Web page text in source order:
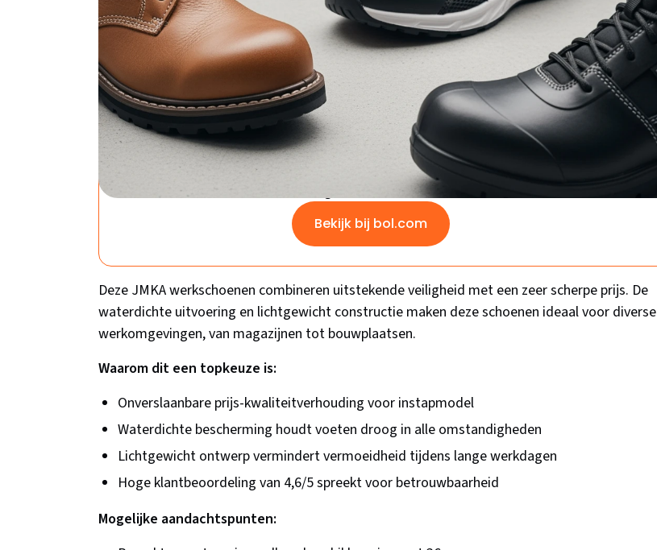
bol.com Goede keuze
JMKA Veiligheidsschoenen-
werkschoenen- veiligheidsschoenen
dames- veiligheidsschoenen heren-
lichtgewicht - maat 36
Bekijk bij bol.com
Deze JMKA werkschoenen combineren uitstekende veiligheid met een zeer scherpe prijs. De
waterdichte uitvoering en lichtgewicht constructie maken deze schoenen ideaal voor diverse
werkomgevingen, van magazijnen tot bouwplaatsen.
Waarom dit een topkeuze is:
Onverslaanbare prijs-kwaliteitverhouding voor instapmodel
Waterdichte bescherming houdt voeten droog in alle omstandigheden
Lichtgewicht ontwerp vermindert vermoeidheid tijdens lange werkdagen
Hoge klantbeoordeling van 4,6/5 spreekt voor betrouwbaarheid
Mogelijke aandachtspunten: